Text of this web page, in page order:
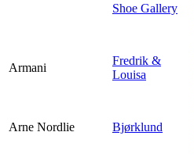
Shoe Gallery
Armani
Fredrik &
Louisa
Arne Nordlie Bjørklund